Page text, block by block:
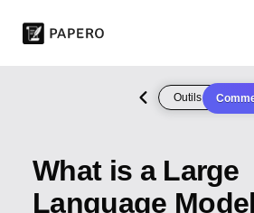
Outils d'écriture
What is a Large
Language